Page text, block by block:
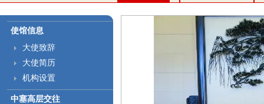
使馆信息
大使致辞
大使简历
机构设置
中塞高层交往